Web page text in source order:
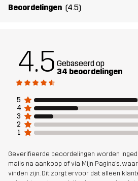
Beoordelingen (4.5)
4.5 Gebaseerd op
34 beoordelingen
5
4
3
2
1
Geverifieerde beoordelingen worden
mails na aankoop of via Mijn Pagina's,
vinden zijn. Dit zorgt ervoor dat alleen